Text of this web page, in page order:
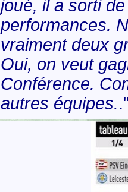
joué, il a sorti
performances.
vraiment deux
Oui, on veut
Conférence.
autres équipes.